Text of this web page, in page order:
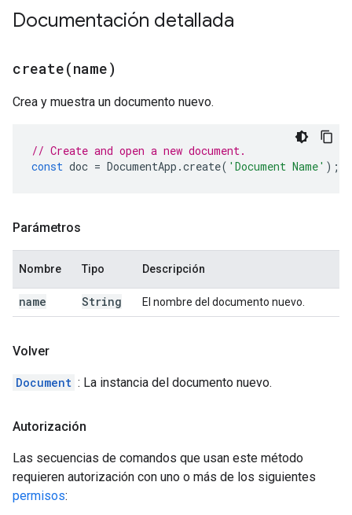
Documentación detallada
create(name)
Crea y muestra un documento nuevo.
// Create and open a new document.
const doc = DocumentApp .create( 'Document Name' );
Parámetros
Nombre Tipo Descripción
name String El nombre del documento nuevo.
Volver
Document : La instancia del documento nuevo.
Autorización
Las secuencias de comandos que usan este método
requieren autorización con uno o más de los siguientes
permisos: